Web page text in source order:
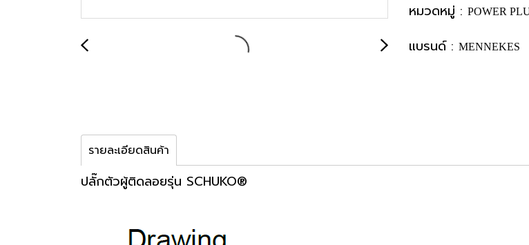
หมวดหมู่ : POWER
แบรนด์ : MENNEKES
รายละเอียดสินค้า
ปลั๊กตัวผู้ติดลอยรุ่น SCHUKO®